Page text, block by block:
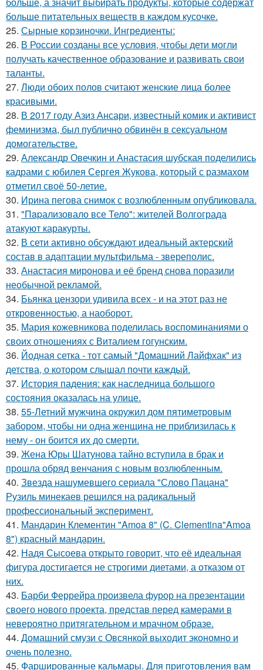
больше питательных веществ в каждом кусочке.
25. Сырные корзиночки. Ингредиенты:
26. В России созданы все условия, чтобы дети могли
получать качественное образование и развивать свои
таланты.
27. Люди обоих полов считают женские лица более
красивыми.
28. В 2017 году Азиз Ансари, известный комик и активист
феминизма, был публично обвинён в сексуальном
домогательстве.
29. Александр Овечкин и Анастасия шубская поделились
кадрами с юбилея Сергея Жукова, который с размахом
отметил своё 50-летие.
30. Ирина пегова снимок с возлюбленным опубликовала.
31. "Пapализовало все Тело": жителей Волгограда
атакуют каракурты.
32. В сети активно обсуждают идеальный актерский
состав в адаптации мультфильма - звереполис.
33. Анастасия миронова и её бренд снова поразили
необычной рекламой.
34. Бьянка цензори удивила всех - и на этот раз не
откровенностью, а наоборот.
35. Мария кожевникова поделилась воспоминаниями о
своих отношениях с Виталием гогунским.
36. Йодная сетка - тот самый "Домашний Лайфхак" из
детства, о котором слышал почти каждый.
37. История падения: как наследница большого
состояния оказалась на улице.
38. 55-Летний мужчина окружил дом пятиметровым
забором, чтобы ни одна женщина не приблизилась к
нему - он боится их до смерти.
39. Жена Юры Шатунова тайно вступила в брак и
прошла обряд венчания с новым возлюбленным.
40. Звезда нашумевшего сериала "Слово Пацана"
Рузиль минекаев решился на радикальный
профессиональный эксперимент.
41. Мандарин Клементин "Amoa 8" (C. Clementina"Amoa
8") красный мандарин.
42. Надя Сысоева открыто говорит, что её идеальная
фигура достигается не строгими диетами, а отказом от
них.
43. Барби Феррейра произвела фурор на презентации
своего нового проекта, представ перед камерами в
невероятно притягательном и мрачном образе.
44. Домашний смузи с Овсянкой выходит экономно и
очень полезно.
45. Фаршированные кальмары. Для приготовления вам